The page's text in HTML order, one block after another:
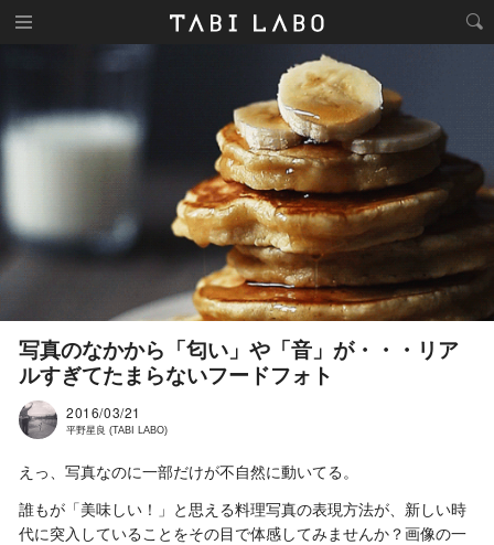
写真のなかから「匂い」や「音」が・・・リア
ルすぎてたまらないフードフォト
2016/03/21
平野星良 (TABI LABO)
えっ、写真なのに一部だけが不自然に動いてる。
誰もが「美味しい！」と思える料理写真の表現方法が、新しい時
代に突入していることをその目で体感してみませんか？画像の一